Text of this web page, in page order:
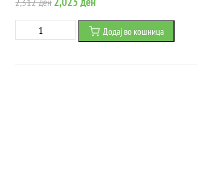
price
price
is:
Плафонска
Светилка
Додај во кошница